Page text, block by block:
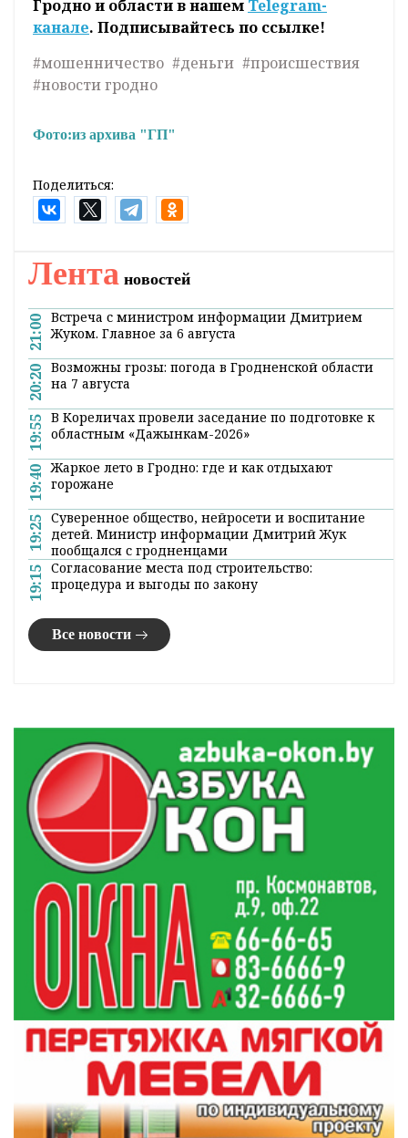
Гродно и области в нашем Telegram-
канале. Подписывайтесь по ссылке!
#мошенничество #деньги #происшествия
#новости гродно
Фото:из архива "ГП"
Поделиться:
Лента новостей
21:00 Встреча с министром информации Дмитрием
Жуком. Главное за 6 августа
20:20 Возможны грозы: погода в Гродненской области
на 7 августа
19:55 В Кореличах провели заседание по подготовке к
областным «Дажынкам-2026»
19:40 Жаркое лето в Гродно: где и как отдыхают
горожане
19:25 Суверенное общество, нейросети и воспитание
детей. Министр информации Дмитрий Жук
пообщался с гродненцами
19:15 Согласование места под строительство:
процедура и выгоды по закону
Все новости